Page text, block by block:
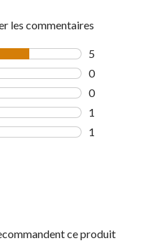
les commentaires
5
0
0
1
1
ce produit